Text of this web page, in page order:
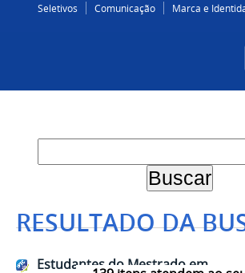
Seletivos
Comunicação Marca e
RESULTADO DA
Estudantes do Mestrado em